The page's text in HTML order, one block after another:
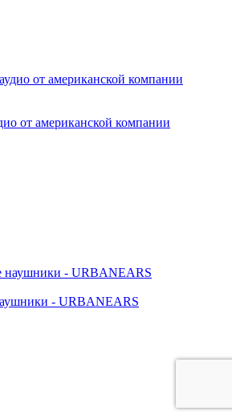
от американской компании
- URBANEARS